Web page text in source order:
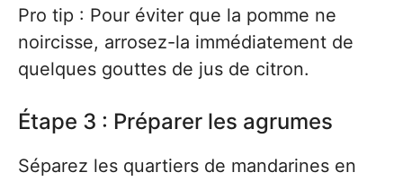
Pro tip : Pour éviter que la pomme ne
noircisse, arrosez-la immédiatement de
quelques gouttes de jus de citron.
Étape 3 : Préparer les agrumes
Séparez les quartiers de mandarines en